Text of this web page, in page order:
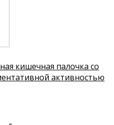
кишечная палочка со
активностью